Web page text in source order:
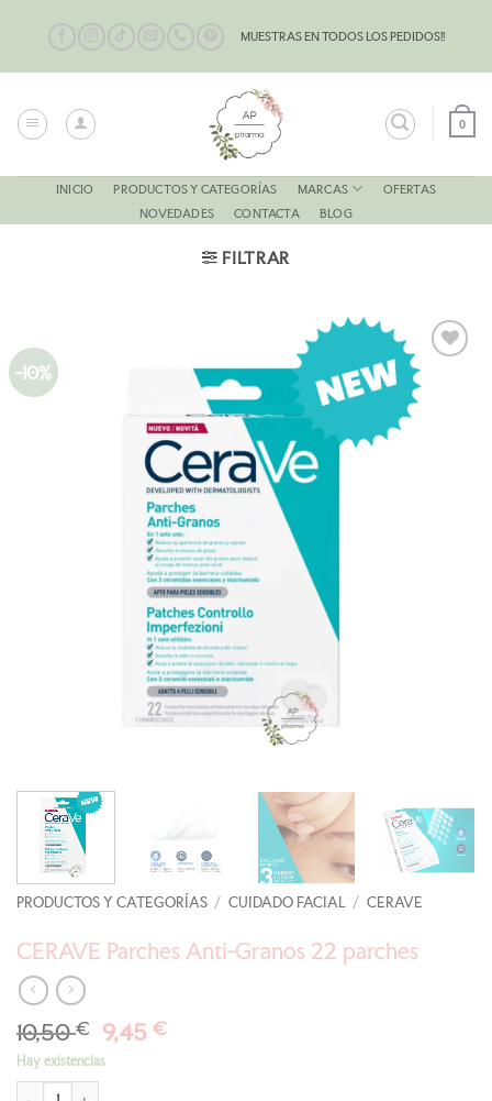
contenido
MUESTRAS EN TODOS LOS PEDIDOS!!
0
INICIO PRODUCTOS Y CATEGORÍAS MARCAS
OFERTAS
NOVEDADES
CONTACTA BLOG
FILTRAR
-10%
AÑADIR
A LA
LISTA
PRODUCTOS Y CATEGORÍAS / CUIDADO FACIAL / CERAVE
CERAVE Parches Anti-Granos 22 parches
10,50€ El
precio
original
9,45€El
Hay existencias
CERAVE Parches Anti-Granos 22 parches cantidad